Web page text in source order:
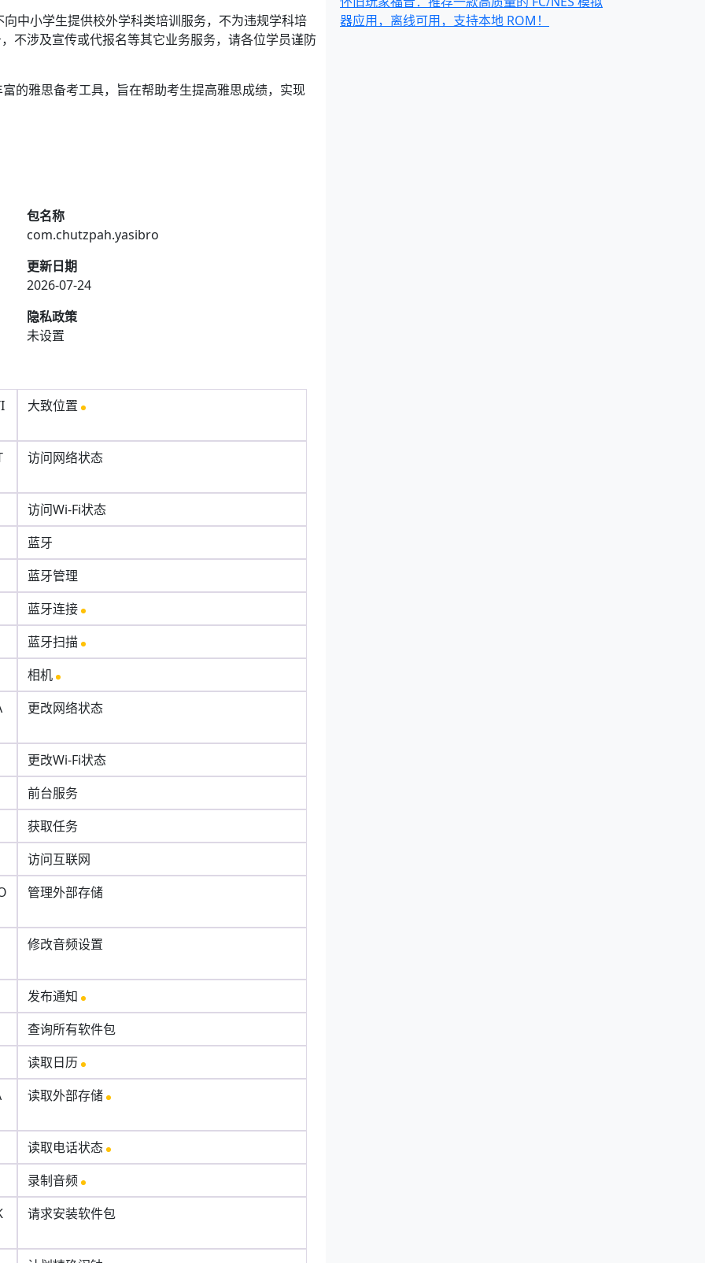
中小学生提供校外学科类培训服务，不为违规学科培
不涉及宣传或代报名等其它业务服务，请各位学员谨防
的雅思备考工具，旨在帮助考生提高雅思成绩，实现
包名称
com.chutzpah.yasibro
更新日期
2026-07-24
隐私政策
未设置
大致位置
访问网络状态
访问Wi-Fi状态
蓝牙
蓝牙管理
蓝牙连接
蓝牙扫描
相机
更改网络状态
更改Wi-Fi状态
前台服务
获取任务
访问互联网
管理外部存储
修改音频设置
发布通知
查询所有软件包
读取日历
读取外部存储
读取电话状态
录制音频
请求安装软件包
器应用，离线可用，支持本地 ROM！